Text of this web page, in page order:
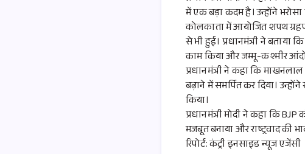
p
में एक बड़ा कदम है। उन्होंने
कोलकाता में आयोजित शपथ ग्रहण
से भी हुई। प्रधानमंत्री ने बताया
काम किया और जम्मू-कश्मीर
प्रधानमंत्री ने कहा कि
बढ़ाने में समर्पित कर दिया।
किया।
प्रधानमंत्री मोदी ने कहा कि
मजबूत बनाया और राष्ट्रवाद की
रिपोर्ट: कंट्री इनसाइड न्यूज एजेंसी